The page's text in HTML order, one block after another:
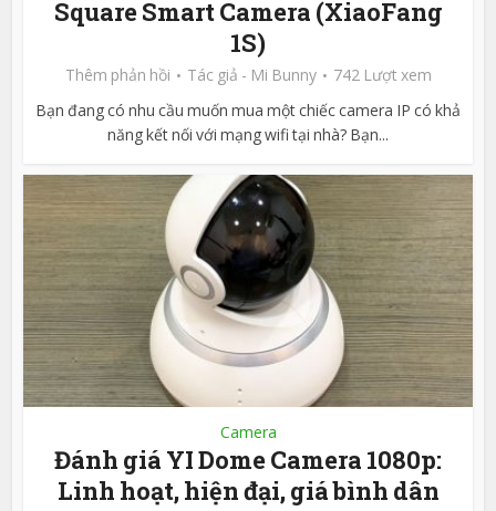
Square Smart Camera (XiaoFang
1S)
Thêm phản hồi Tác giả - Mi Bunny
742 Lượt xem
Bạn đang có nhu cầu muốn mua một chiếc camera IP có khả
năng kết nối với mạng wifi tại nhà? Bạn...
Camera
Đánh giá YI Dome Camera 1080p:
Linh hoạt, hiện đại, giá bình dân